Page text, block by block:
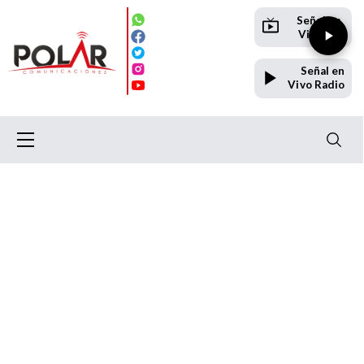
Señal en
Vivo TV
Señal en
Vivo Radio